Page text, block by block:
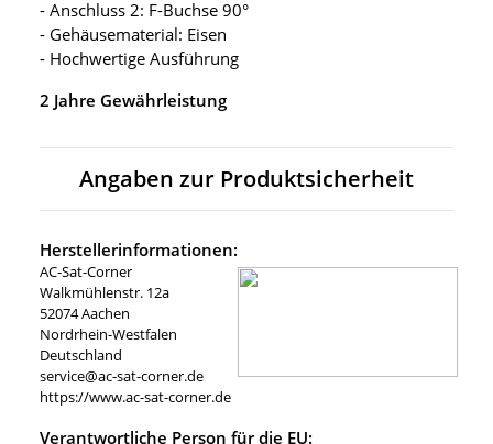
- Anschluss 2: F-Buchse 90°
- Gehäusematerial: Eisen
- Hochwertige Ausführung
2 Jahre Gewährleistung
Angaben zur Produktsicherheit
Herstellerinformationen:
AC-Sat-Corner
Walkmühlenstr. 12a
52074 Aachen
Nordrhein-Westfalen
Deutschland
service@ac-sat-corner.de
https://www.ac-sat-corner.de
Verantwortliche Person für die EU: